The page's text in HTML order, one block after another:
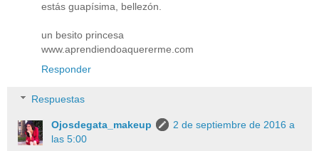
estás guapísima, bellezón.
un besito princesa
www.aprendiendoaquererme.com
Responder
Respuestas
Ojosdegata_makeup
2 de septiembre de 2016 a
las 5:00